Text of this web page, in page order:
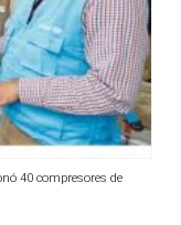
40 compresores de